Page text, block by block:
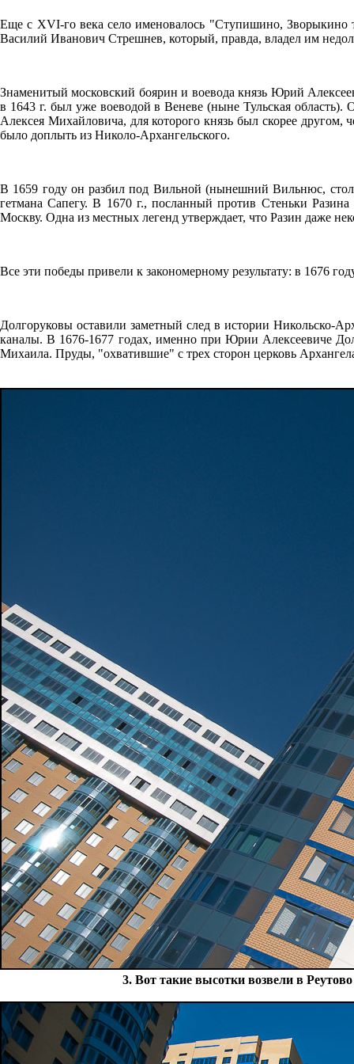
Еще с XVI-го века село именовалось "Ступишино,
Василий Иванович Стрешнев, который, правда, владел им
Знаменитый московский боярин и воевода князь Юрий
в 1643 г. был уже воеводой в Веневе (ныне Тульская
Алексея Михайловича, для которого князь был скорее
было доплыть из Николо-Архангельского.
В 1659 году он разбил под Вильной (нынешний Вильнюс,
гетмана Сапегу. В 1670 г., посланный против Стеньки
Москву. Одна из местных легенд утверждает, что Разин даже
Все эти победы привели к закономерному результату: в 1676
Долгоруковы оставили заметный след в истории Никольско-
каналы. В 1676-1677 годах, именно при Юрии Алексеевиче
Михаила. Пруды, "охватившие" с трех сторон церковь
3. Вот такие высотки возвели в